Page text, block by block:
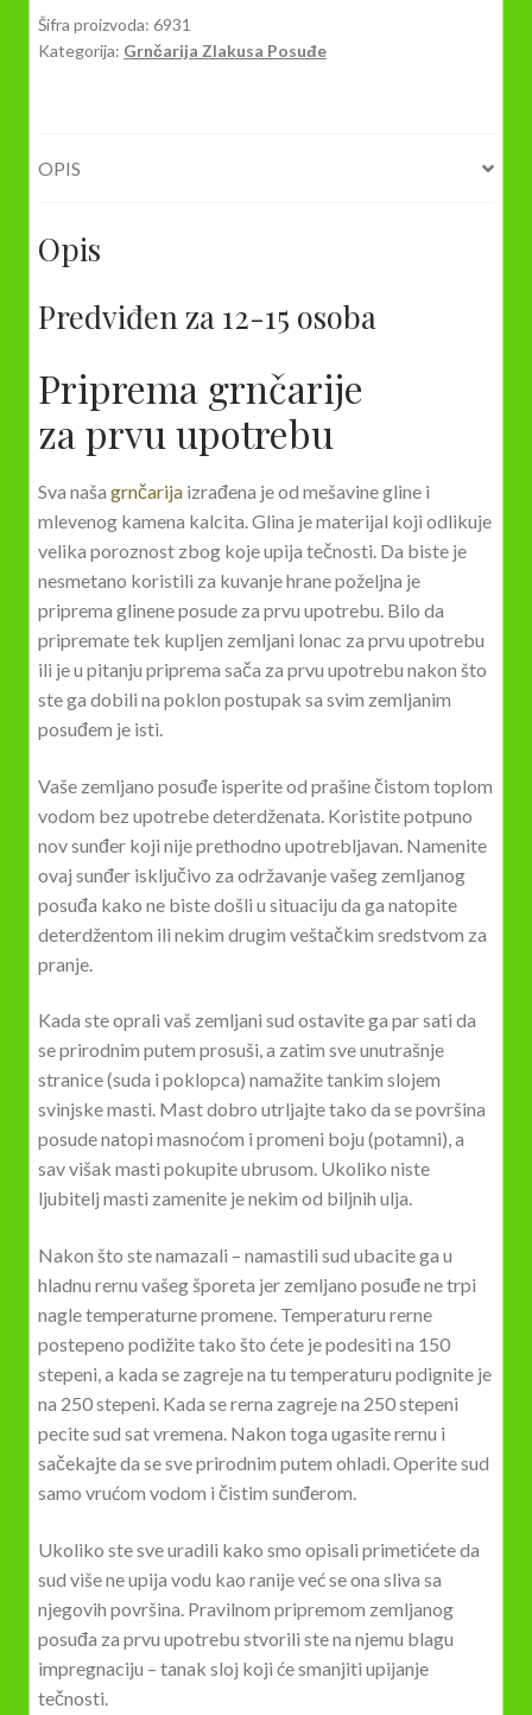
količina
Šifra proizvoda: 6931
Kategorija: Grnčarija Zlakusa Posuđe
OPIS
Opis
Predviđen za 12-15 osoba
Priprema grnčarije
za prvu upotrebu
Sva naša grnčarija izrađena je od mešavine gline i
mlevenog kamena kalcita. Glina je materijal koji odlikuje
velika poroznost zbog koje upija tečnosti. Da biste je
nesmetano koristili za kuvanje hrane poželjna je
priprema glinene posude za prvu upotrebu. Bilo da
pripremate tek kupljen zemljani lonac za prvu upotrebu
ili je u pitanju priprema sača za prvu upotrebu nakon što
ste ga dobili na poklon postupak sa svim zemljanim
posuđem je isti.
Vaše zemljano posuđe isperite od prašine čistom toplom
vodom bez upotrebe deterdženata. Koristite potpuno
nov sunđer koji nije prethodno upotrebljavan. Namenite
ovaj sunđer isključivo za održavanje vašeg zemljanog
posuđa kako ne biste došli u situaciju da ga natopite
deterdžentom ili nekim drugim veštačkim sredstvom za
pranje.
Kada ste oprali vaš zemljani sud ostavite ga par sati da
se prirodnim putem prosuši, a zatim sve unutrašnje
stranice (suda i poklopca) namažite tankim slojem
svinjske masti. Mast dobro utrljajte tako da se površina
posude natopi masnoćom i promeni boju (potamni), a
sav višak masti pokupite ubrusom. Ukoliko niste
ljubitelj masti zamenite je nekim od biljnih ulja.
Nakon što ste namazali – namastili sud ubacite ga u
hladnu rernu vašeg šporeta jer zemljano posuđe ne trpi
nagle temperaturne promene. Temperaturu rerne
postepeno podižite tako što ćete je podesiti na 150
stepeni, a kada se zagreje na tu temperaturu podignite je
na 250 stepeni. Kada se rerna zagreje na 250 stepeni
pecite sud sat vremena. Nakon toga ugasite rernu i
sačekajte da se sve prirodnim putem ohladi. Operite sud
samo vrućom vodom i čistim sunđerom.
Ukoliko ste sve uradili kako smo opisali primetićete da
sud više ne upija vodu kao ranije već se ona sliva sa
njegovih površina. Pravilnom pripremom zemljanog
posuđa za prvu upotrebu stvorili ste na njemu blagu
impregnaciju – tanak sloj koji će smanjiti upijanje
tečnosti.